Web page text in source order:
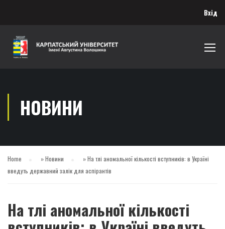
Вхід
НОВИНИ
Home »Новини »На тлі аномальної кількості вступників: в Україні
введуть державний залік для аспірантів
На тлі аномальної кількості